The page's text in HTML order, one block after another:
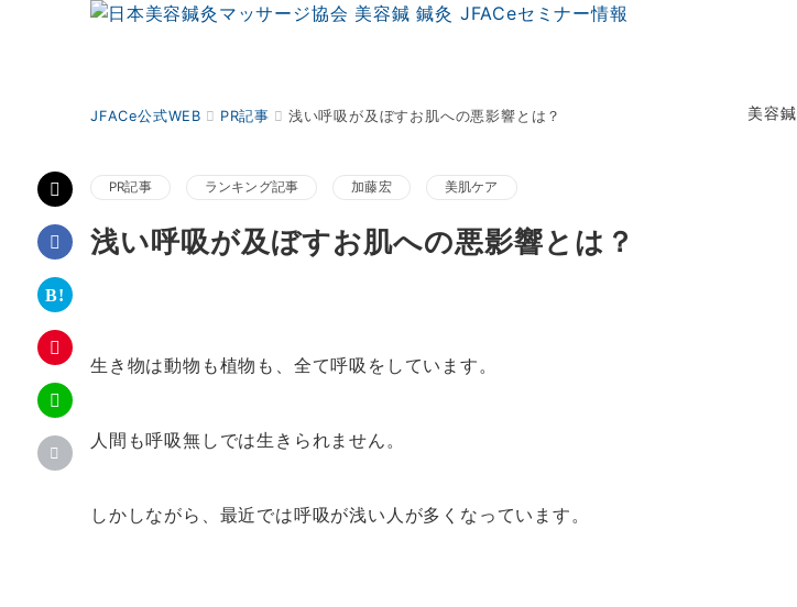
美容鍼
JFACe公式WEB PR記事 浅い呼吸が及ぼすお肌への悪影響とは？
PR記事 ランキング記事 加藤宏 美肌ケア
浅い呼吸が及ぼすお肌への悪影響とは？
生き物は動物も植物も、全て呼吸をしています。
人間も呼吸無しでは生きられません。
しかしながら、最近では呼吸が浅い人が多くなっています。